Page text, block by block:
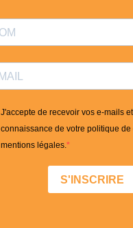
J'accepte de recevoir vos e-mails
connaissance de votre politique
mentions légales.
S'INSCRIRE